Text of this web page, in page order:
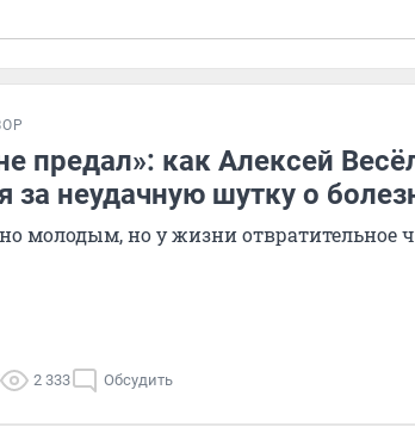
предал»: как Алексей
за неудачную шутку о
молодым, но у жизни отвратительное
2 333 Обсудить